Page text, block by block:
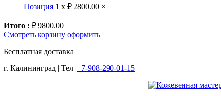
Позиция 1 x ₽ 2800.00 ×
Итого : ₽ 9800.00
Смотреть корзину оформить
Бесплатная доставка
г. Калининград | Тел. +7-908-290-01-15